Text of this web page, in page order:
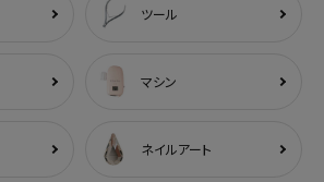
ツール
マシン
ネイルアート